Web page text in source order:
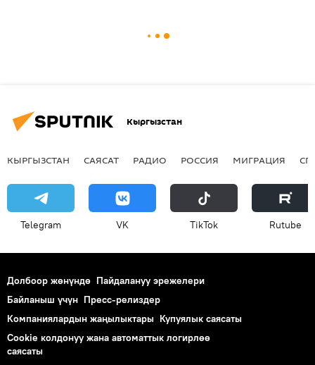
Кыргызстан
КЫРГЫЗСТАН САЯСАТ РАДИО РОССИЯ МИГРАЦИЯ
Telegram VK ТikТоk Rutube
Долбоор жөнүндө Пайдалануу эрежелери
Байланыш үчүн Пресс-релиздер
Компаниялардын жаңылыктары Купуялык саясаты
Cookie колдонуу жана автоматтык логирлөө
саясаты